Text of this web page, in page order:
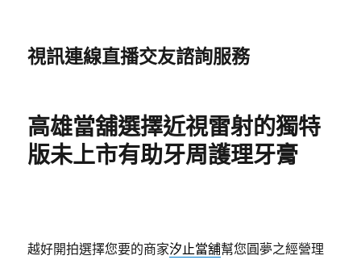
視訊連線直播交友諮詢服務
高雄當舖選擇近視雷射的獨特
版未上市有助牙周護理牙膏
越好開拍選擇您要的商家汐止當舖幫您圓夢之經營理